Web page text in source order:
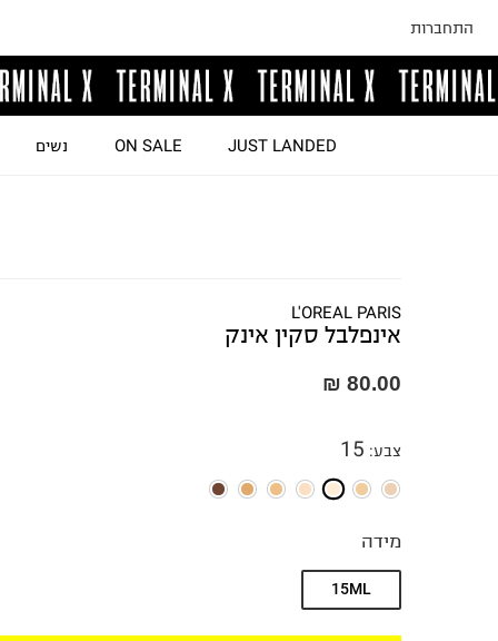
התחברות
JUST LANDED
ON SALE נשים
L'OREAL PARIS
אינפלבל סקין אינק
80.00 ₪
צבע:
15
מידה
15ML